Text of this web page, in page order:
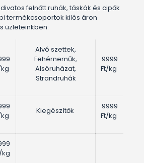
felnőtt ruhák, táskák és cipők
termékcsoportok kilós áron
üzleteinkben:
Alvó szettek,
Fehérneműk,
Alsóruházat,
Strandruhák
9999
Ft/kg
Kiegészítők
9999
Ft/kg
kg